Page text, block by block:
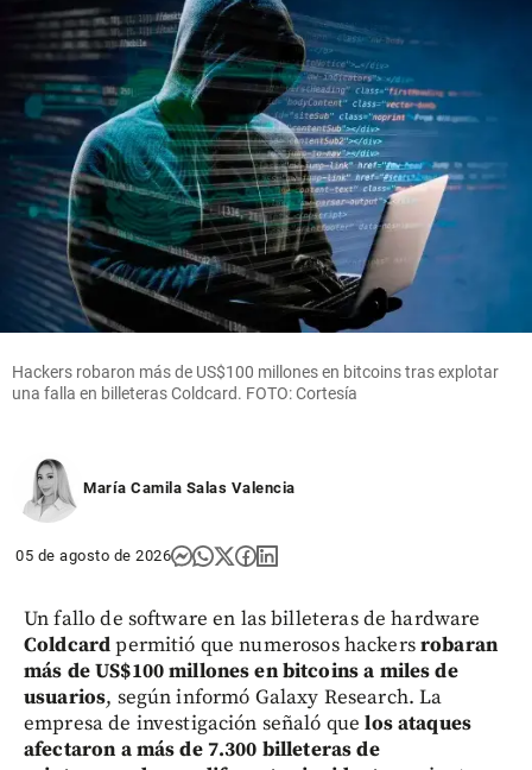
Hackers robaron más de US$100 millones en bitcoins tras explotar
una falla en billeteras Coldcard. FOTO: Cortesía
María Camila Salas Valencia
05 de agosto de 2026
Un fallo de software en las billeteras de hardware
Coldcardpermitió que numerosos hackersrobaran
más de US$100 millones en bitcoins a miles de
usuarios, según informó Galaxy Research. La
empresa de investigación señaló que los ataques
afectaron a más de 7.300 billeteras de